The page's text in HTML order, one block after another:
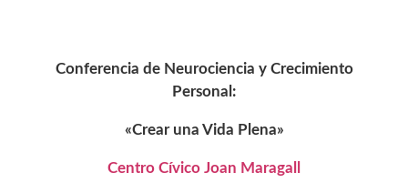
Conferencia de Neurociencia y Crecimiento
Personal:
«Crear una Vida Plena»
Centro Cívico Joan Maragall